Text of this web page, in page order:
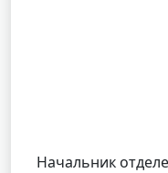
Начальник